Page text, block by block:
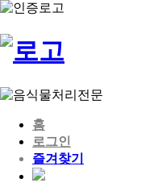
홈
로그인
즐겨찾기